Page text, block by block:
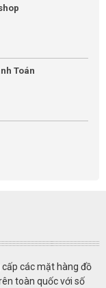
Toán
cấp các mặt hàng đồ
toàn quốc với số